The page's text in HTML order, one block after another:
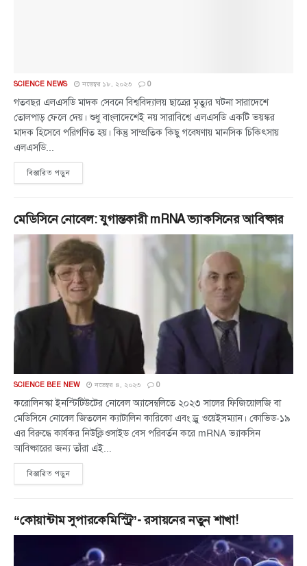
SCIENCE NEWS নভেম্বর ১৮, ২০২৩ 0
গতবছর এলএসডি মাদক সেবনে বিশ্ববিদ্যালয় ছাত্রের মৃত্যুর ঘটনা সারাদেশে
তোলপাড় ফেলে দেয়। শুধু বাংলাদেশেই নয় সারাবিশ্বে এলএসডি একটি ভয়ঙ্কর
মাদক হিসেবে পরিগণিত হয়। কিন্তু সাম্প্রতিক কিছু গবেষণায় মানসিক চিকিৎসায়
এলএসডি...
বিস্তারিত পড়ুন
মেডিসিনে নোবেল: যুগান্তকারী mRNA ভ্যাকসিনের আবিষ্কার
SCIENCE BEE NEW নভেম্বর ৪, ২০২৩ 0
করোলিনস্কা ইনস্টিটিউটের নোবেল অ্যাসেম্বলিতে ২০২৩ সালের ফিজিয়োলজি বা
মেডিসিনে নোবেল জিতলেন ক্যাটালিন কারিকো এবং ড্রু ওয়েইসম্যান। কোভিড-১৯
এর বিরুদ্ধে কার্যকর নিউক্লিওসাইড বেস পরিবর্তন করে mRNA ভ্যাকসিন
আবিষ্কারের জন্য তাঁরা এই...
বিস্তারিত পড়ুন
“কোয়ান্টাম সুপারকেমিস্ট্রি”- রসায়নের নতুন শাখা!